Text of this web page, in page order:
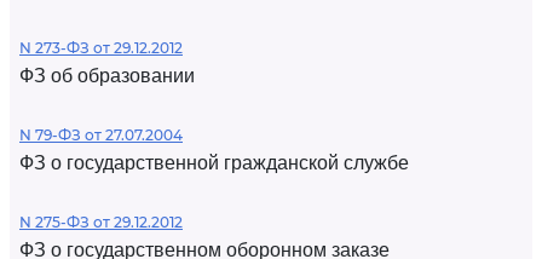
N 273-ФЗ от 29.12.2012
ФЗ об образовании
N 79-ФЗ от 27.07.2004
ФЗ о государственной гражданской службе
N 275-ФЗ от 29.12.2012
ФЗ о государственном оборонном заказе